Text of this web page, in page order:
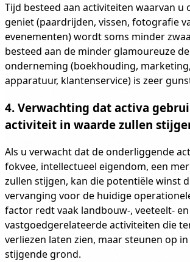
Tijd besteed aan activiteiten waarvan u
geniet (paardrijden, vissen, fotografie
evenementen) wordt soms minder
besteed aan de minder glamoureuze
onderneming (boekhouding,
apparatuur, klantenservice) is zeer
4. Verwachting dat activa
activiteit in waarde zullen
Als u verwacht dat de onderliggende
fokvee, intellectueel eigendom, een
zullen stijgen, kan die potentiële winst
vervanging voor de huidige
factor redt vaak landbouw-, veeteelt- en
vastgoedgerelateerde activiteiten die
verliezen laten zien, maar steunen op
stijgende grond.